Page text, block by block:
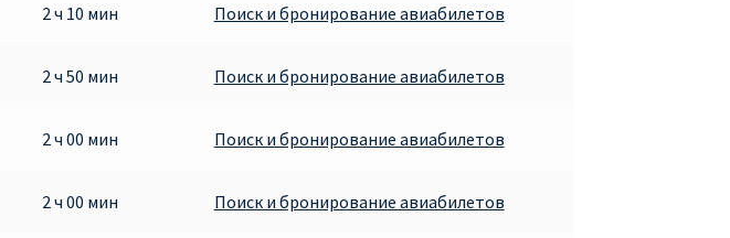
2 ч 10 мин Поиск и бронирование авиабилетов
2 ч 50 мин Поиск и бронирование авиабилетов
2 ч 00 мин Поиск и бронирование авиабилетов
2 ч 00 мин Поиск и бронирование авиабилетов